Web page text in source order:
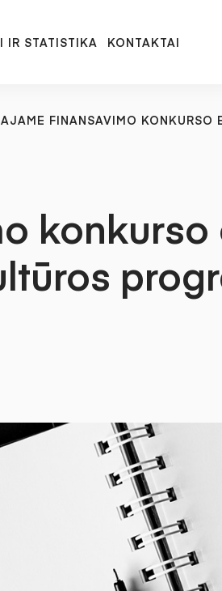
IR STATISTIKA KONTAKTAI
FINANSAVIMO KONKURSO